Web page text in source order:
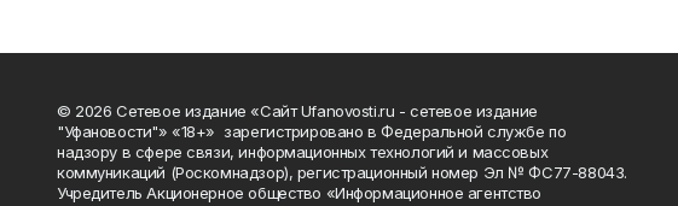
© 2026 Сетевое издание «Сайт Ufanovosti.ru - сетевое издание
"Уфановости"» «18+» зарегистрировано в Федеральной службе по
надзору в сфере связи, информационных технологий и массовых
коммуникаций (Роскомнадзор), регистрационный номер Эл № ФС77-88043.
Учредитель Акционерное общество «Информационное агентство